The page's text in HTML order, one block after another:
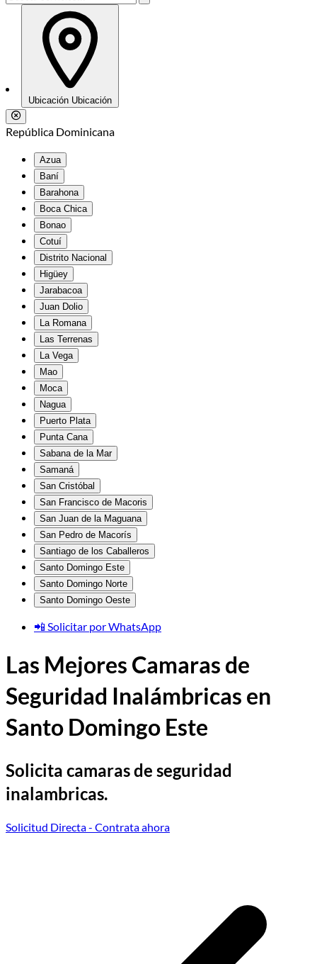
Ubicación Ubicación
República Dominicana
Azua
Baní
Barahona
Boca Chica
Bonao
Cotuí
Distrito Nacional
Higüey
Jarabacoa
Juan Dolio
La Romana
Las Terrenas
La Vega
Mao
Moca
Nagua
Puerto Plata
Punta Cana
Sabana de la Mar
Samaná
San Cristóbal
San Francisco de Macoris
San Juan de la Maguana
San Pedro de Macorís
Santiago de los Caballeros
Santo Domingo Este
Santo Domingo Norte
Santo Domingo Oeste
📲 Solicitar por WhatsApp
Las Mejores Camaras de
Seguridad Inalámbricas en
Santo Domingo Este
Solicita camaras de seguridad
inalambricas.
Solicitud Directa- Contrata ahora